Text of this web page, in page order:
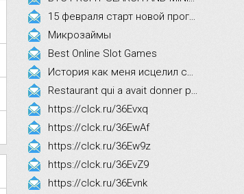
Микрозаймы
Best Online Slot Games
https://clck.ru/36Evxq
https://clck.ru/36EwAf
https://clck.ru/36Ew9z
https://clck.ru/36EvZ9
https://clck.ru/36Evnk